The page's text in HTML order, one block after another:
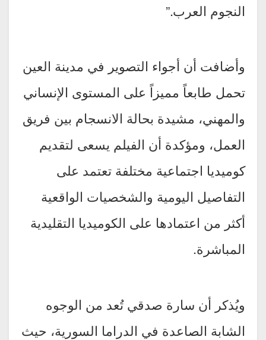
النجوم العرب.”
وأضافت أن أجواء التصوير في مدينة العين
تحمل طابعاً مميزاً على المستوى الإنساني
والمهني، مشيدة بحالة الانسجام بين فريق
العمل، ومؤكدة أن الفيلم يسعى لتقديم
كوميديا اجتماعية مختلفة تعتمد على
التفاصيل اليومية والشخصيات الواقعية
أكثر من اعتمادها على الكوميديا التقليدية
المباشرة.
ويُذكر أن سارة صدقي تُعد من الوجوه
الشابة الصاعدة في الدراما السورية، حيث